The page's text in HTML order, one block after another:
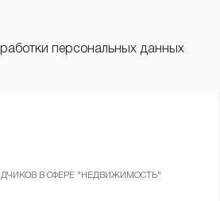
персональных данных
В СФЕРЕ "НЕДВИЖИМОСТЬ"